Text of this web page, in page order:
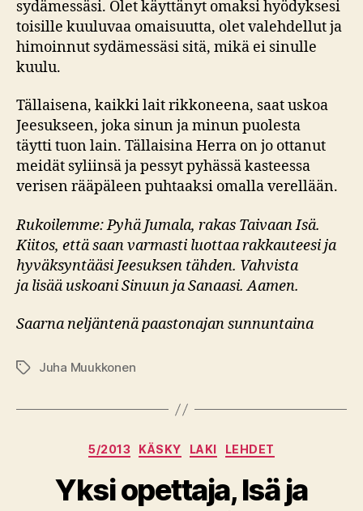
sydämessäsi. Olet käyttänyt omaksi hyödyksesi
toisille kuuluvaa omaisuutta, olet valehdellut ja
himoinnut sydämessäsi sitä, mikä ei sinulle
kuulu.
Tällaisena, kaikki lait rikkoneena, saat uskoa
Jeesukseen, joka sinun ja minun puolesta
täytti tuon lain. Tällaisina Herra on jo ottanut
meidät syliinsä ja pessyt pyhässä kasteessa
verisen rääpäleen puhtaaksi omalla verellään.
Rukoilemme: Pyhä Jumala, rakas TaivaanIsä.
Kiitos, että saan varmasti luottaa rakkauteesija
hyväksyntääsi Jeesuksen tähden. Vahvista
ja lisää uskoani Sinuun ja Sanaasi. Aamen.
Saarna neljäntenä paastonajan sunnuntaina
Avainsanat
Juha Muukkonen
Kategoriat
5/2013 KÄSKY LAKI LEHDET
Yksi opettaja, Isä ja